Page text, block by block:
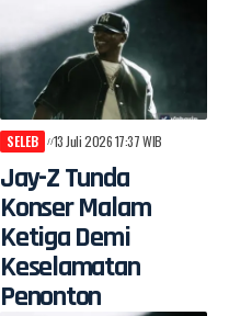
SELEB 13 Juli 2026 17:37 WIB
Jay-Z Tunda
Konser Malam
Ketiga Demi
Keselamatan
Penonton